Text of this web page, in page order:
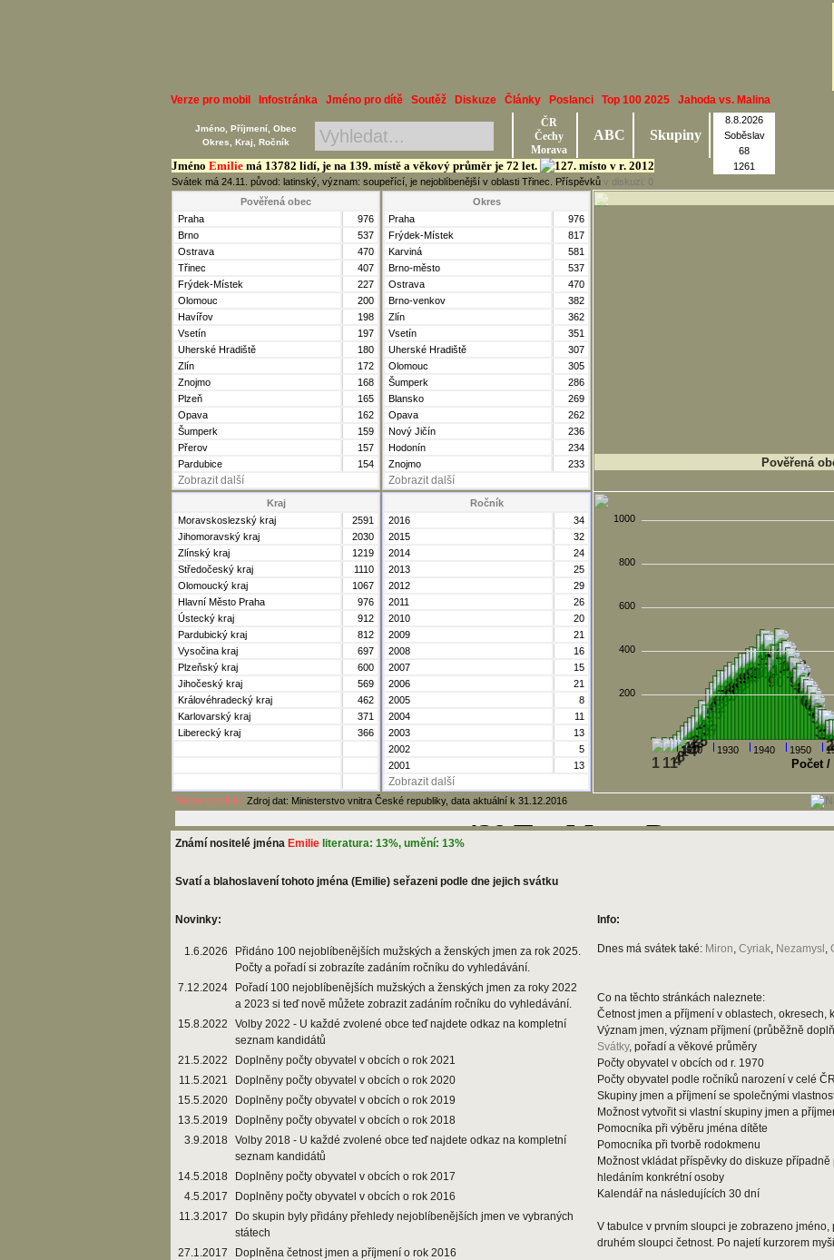
Verze pro mobil Infostránka Jméno pro dítě Soutěž Diskuze Články Poslanci Top 100 2025 Jahoda vs. Malina
Jméno Emilie má 13782 lidí, je na 139. místě a věkový průměr je 72 let.
Svátek má 24.11. původ: latinský, význam: soupeřící, je nejoblíbenější v oblasti Třinec. Příspěvků v diskuzi: 0
Jméno, Příjmení, Obec
Okres, Kraj, Ročník
ČR
Čechy
Morava
ABC Skupiny
8.8.2026
Soběslav
68
1261
Pověřená obec
Praha
976
Brno
537
Ostrava
470
Třinec
407
Frýdek-Místek
227
Olomouc
200
Havířov
198
Vsetín
197
Uherské Hradiště
180
Zlín
172
Znojmo
168
Plzeň
165
Opava
162
Šumperk
159
Přerov
157
Pardubice
154
Zobrazit další
Okres
Praha
976
Frýdek-Místek
817
Karviná
581
Brno-město
537
Ostrava
470
Brno-venkov
382
Zlín
362
Vsetín
351
Uherské Hradiště
307
Olomouc
305
Šumperk
286
Blansko
269
Opava
262
Nový Jičín
236
Hodonín
234
Znojmo
233
Zobrazit další
Pověřená
Kraj
Moravskoslezský kraj
2591
Jihomoravský kraj
2030
Zlínský kraj
1219
Středočeský kraj
1110
Olomoucký kraj
1067
Hlavní Město Praha
976
Ústecký kraj
912
Pardubický kraj
812
Vysočina kraj
697
Plzeňský kraj
600
Jihočeský kraj
569
Královéhradecký kraj
462
Karlovarský kraj
371
Liberecký kraj
366
Ročník
2016
34
2015
32
2014
24
2013
25
2012
29
2011
26
2010
20
2009
21
2008
16
2007
15
2006
21
2005
8
2004
11
2003
13
2002
5
2001
13
Zobrazit další
1920 1930 1940 1950
200
400
600
800
1000
Počet
Verze pro tisk Zdroj dat: Ministerstvo vnitra České republiky, data aktuální k 31.12.2016
Známí nositelé jména Emilie literatura: 13%, umění: 13%
Svatí a blahoslavení tohoto jména (Emilie) seřazeni podle dne jejich svátku
Novinky: Info:
1.6.2026
Přidáno 100 nejoblíbenějších mužských a ženských jmen za rok 2025.
Počty a pořadí si zobrazíte zadáním ročníku do vyhledávání.
7.12.2024
Pořadí 100 nejoblíbenějších mužských a ženských jmen za roky 2022
a 2023 si teď nově můžete zobrazit zadáním ročníku do vyhledávání.
15.8.2022
Volby 2022 - U každé zvolené obce teď najdete odkaz na kompletní
seznam kandidátů
21.5.2022
Doplněny počty obyvatel v obcích o rok 2021
11.5.2021
Doplněny počty obyvatel v obcích o rok 2020
15.5.2020
Doplněny počty obyvatel v obcích o rok 2019
13.5.2019
Doplněny počty obyvatel v obcích o rok 2018
3.9.2018 Volby 2018 - U každé zvolené obce teď najdete odkaz na kompletní
seznam kandidátů
14.5.2018
Doplněny počty obyvatel v obcích o rok 2017
4.5.2017
Doplněny počty obyvatel v obcích o rok 2016
11.3.2017
Do skupin byly přidány přehledy nejoblíbenějších jmen ve vybraných
státech
27.1.2017
Doplněna četnost jmen a příjmení o rok 2016
Dnes má svátek také: Miron, Cyriak, Nezamysl ,
Co na těchto stránkách naleznete:
Četnost jmen a příjmení v oblastech, okresech,
Význam jmen, význam příjmení (průběžně
Svátky, pořadí a věkové průměry
Počty obyvatel v obcích od r. 1970
Počty obyvatel podle ročníků narození v celé ČR
Skupiny jmen a příjmení se společnými
Možnost vytvořit si vlastní skupiny jmen a
Pomocníka při výběru jména dítěte
Pomocníka při tvorbě rodokmenu
Možnost vkládat příspěvky do diskuze
hledáním konkrétní osoby
Kalendář na následujících 30 dní
V tabulce v prvním sloupci je zobrazeno
druhém sloupci četnost. Po najetí kurzorem